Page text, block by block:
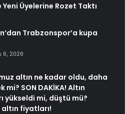
Üyelerine Rozet Taktı
Trabzonspor’a kupa
6, 2026
altın ne kadar oldu, daha
mi? SON DAKİKA! Altın
yükseldi mi, düştü mü?
fiyatları!